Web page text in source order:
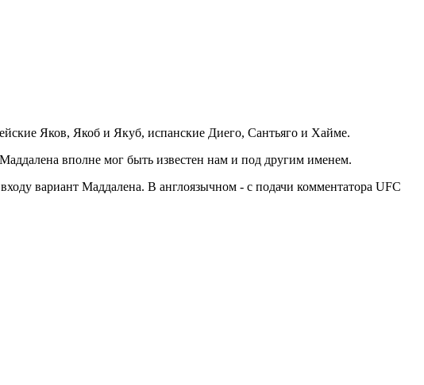
Яков, Якоб и Якуб, испанские Диего, Сантьяго и Хайме.
вполне мог быть известен нам и под другим именем.
вариант Маддалена. В англоязычном - с подачи комментатора UFC